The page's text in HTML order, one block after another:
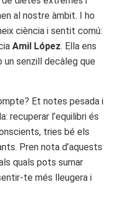
al nostre àmbit. I ho
ciència i sentit comú:
Amil López. Ella ens
un senzill decàleg que
Et notes pesada i
recuperar l’equilibri és
tries bé els
Pren nota d’aquests
quals pots sumar
te més lleugera i